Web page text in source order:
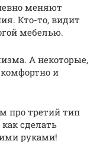
меняют
Кто-то, видит
мебелью.
А некоторые,
и
про третий тип
сделать
руками!